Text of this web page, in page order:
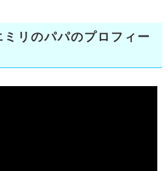
リのパパのプロフィー